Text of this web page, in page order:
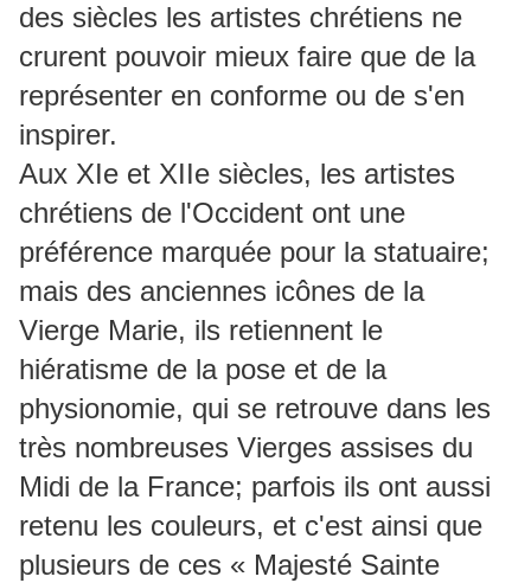
des siècles les artistes chrétiens ne
crurent pouvoir mieux faire que de la
représenter en conforme ou de s'en
inspirer.
Aux XIe et XIIe siècles, les artistes
chrétiens de l'Occident ont une
préférence marquée pour la statuaire;
mais des anciennes icônes de la
Vierge Marie, ils retiennent le
hiératisme de la pose et de la
physionomie, qui se retrouve dans les
très nombreuses Vierges assises du
Midi de la France; parfois ils ont aussi
retenu les couleurs, et c'est ainsi que
plusieurs de ces « Majesté Sainte